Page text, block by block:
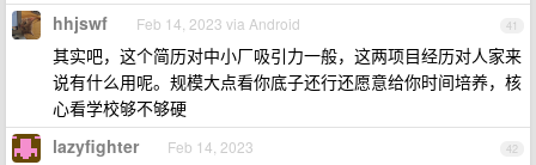
41
hhjswf Feb 14, 2023 via Android
其实吧，这个简历对中小厂吸引力一般，这两项目经历对人家来
说有什么用呢。规模大点看你底子还行还愿意给你时间培养，核
心看学校够不够硬
42
lazyfighter Feb 14, 2023